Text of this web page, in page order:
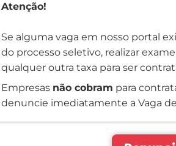
Atenção!
Se alguma vaga em nosso portal
do processo seletivo, realizar
qualquer outra taxa para ser
Empresas não cobram para
denuncie imediatamente a Vaga